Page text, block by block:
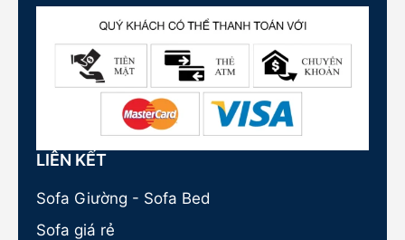
LIÊN KẾT
Sofa Giường - Sofa Bed
Sofa giá rẻ